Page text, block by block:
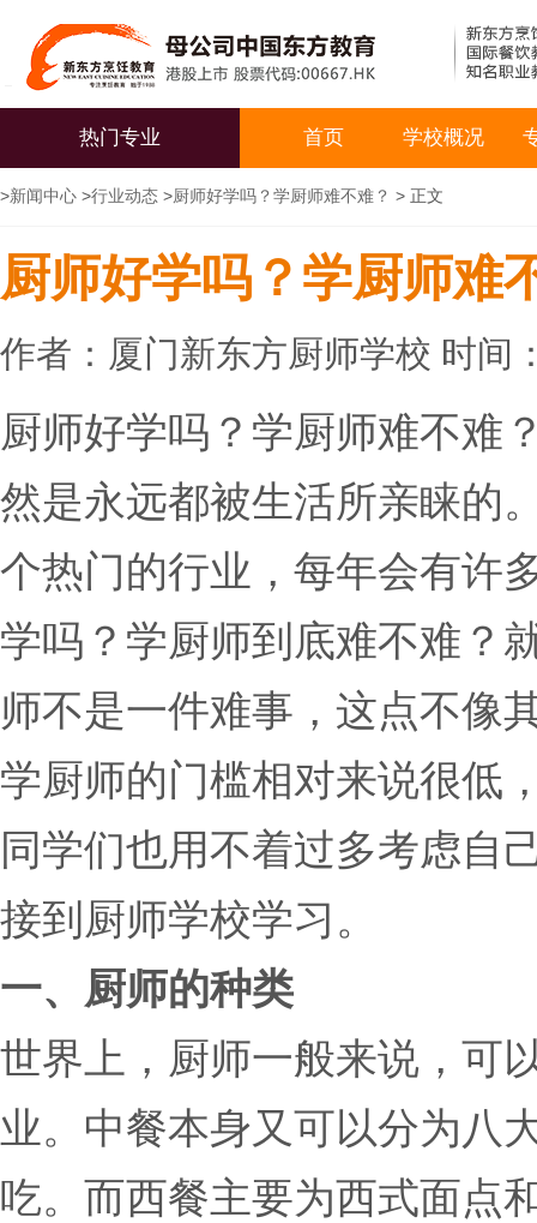
热门专业 首页 学校概况
>新闻中心 >行业动态 >厨师好学吗？学厨师难不难？ > 正文
厨师好学吗？学厨师难
作者：厦门新东方厨师学校 时间
厨师好学吗？学厨师难不难
然是永远都被生活所亲睐的
个热门的行业，每年会有许
学吗？学厨师到底难不难？
师不是一件难事，这点不像
学厨师的门槛相对来说很低
同学们也用不着过多考虑自
接到厨师学校学习。
一、厨师的种类
世界上，厨师一般来说，可
业。中餐本身又可以分为八
吃。而西餐主要为西式面点